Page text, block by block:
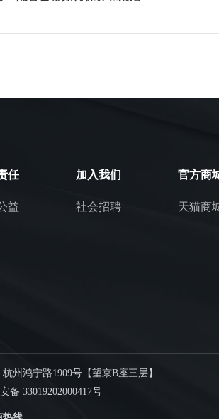
任
益
加入我们
社会招聘
官方商
天猫商
鸿宁路1909号【望京B座三层】
备 33019202000417号